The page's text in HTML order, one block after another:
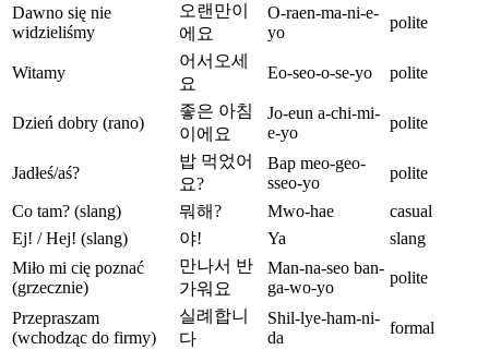
Dawno się nie
widzieliśmy
오랜만이
에요
O-raen-ma-ni-e-
yo
polite
Witamy
어서오세
요
Eo-seo-o-se-yo polite
Dzień dobry (rano)
좋은 아침
이에요
Jo-eun a-chi-mi-
e-yo
polite
Jadłeś/aś?
밥 먹었어
요?
Bap meo-geo-
sseo-yo
polite
Co tam? (slang) 뭐해? Mwo-hae
casual
Ej! / Hej! (slang)
야! Ya
slang
Miło mi cię poznać
(grzecznie)
만나서 반
가워요
Man-na-seo ban-
ga-wo-yo
polite
Przepraszam
(wchodząc do firmy)
실례합니
다
Shil-lye-ham-ni-
da
formal